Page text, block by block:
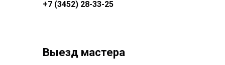
+7 (3452) 28-33-25
Выезд мастера